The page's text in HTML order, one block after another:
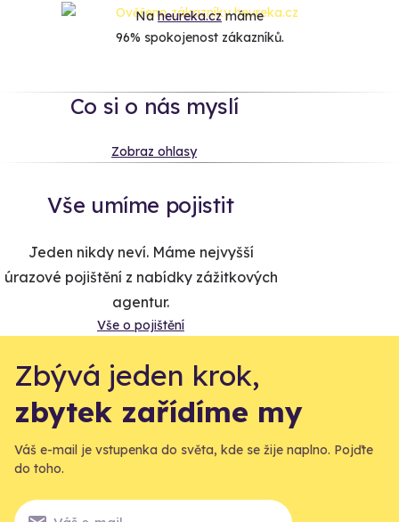
Naheureka.czmáme
96% spokojenost zákazníků.
Co si o nás myslí
Zobraz ohlasy
Vše umíme pojistit
Jeden nikdy neví. Máme nejvyšší
úrazové pojištění z nabídky zážitkových
agentur.
Vše o pojištění
Zbývá jeden krok,
zbytek zařídíme my
Váš e-mail je vstupenka do světa, kde se žije naplno. Pojďte
do toho.